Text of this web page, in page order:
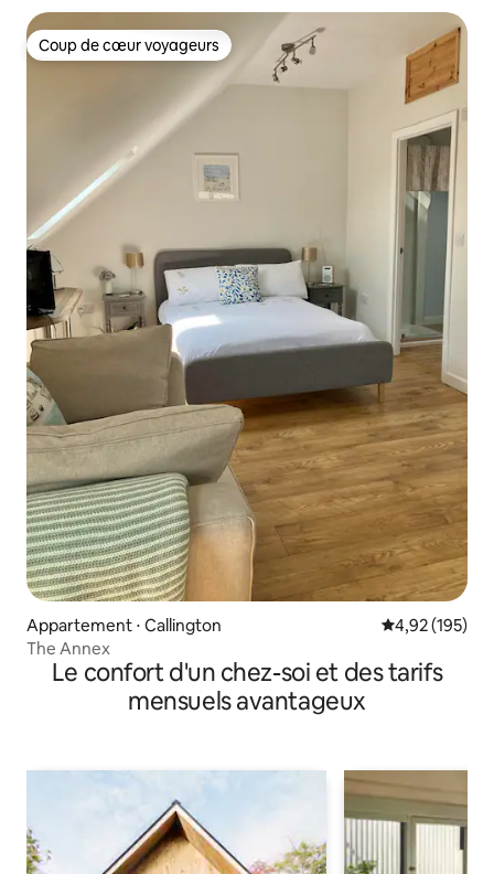
Coup de cœur voyageurs
Coup de cœur voyageurs
Appartement ⋅ Callington Évaluation
4,92 (195)
The Annex
Le confort d'un chez-soi et des tarifs
mensuels avantageux